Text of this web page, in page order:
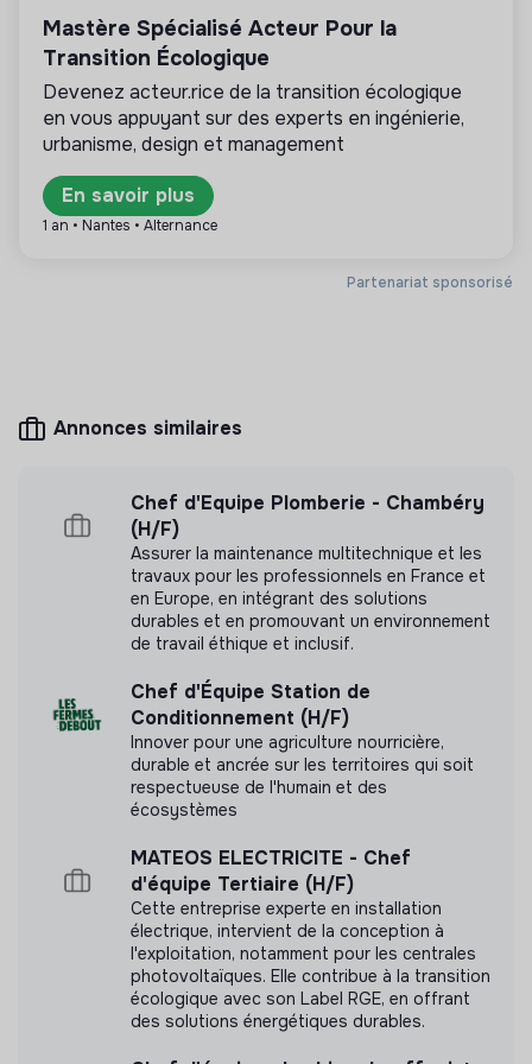
opérationnelle de la feuille de route du PHL.
Cette structure propose des offres d’emploi
pour le compte d’entreprises à impact positif. Les
cabinets de recrutement référencés sont
exclusivement tournés vers les enjeux de la
transformation écologique et solidaire.
Plus d'informations
Non renseigné
Mesure d'impact
Cabinet Partium n'a pas encore transmis de
mesure d'impact
Labels et certifications
Cette structure n'a pas souhaité nous
communiquer les labels ou certifications qu'elle a
pu obtenir.
Documents
N'a pas encore communiqué de documents de
transparence
Partenariat sponsorisé
Mastère Spécialisé Acteur Pour la
Transition Écologique
Devenez acteur.rice de la transition écologique
en vous appuyant sur des experts en ingénierie,
urbanisme, design et management
En savoir plus
1 an • Nantes • Alternance
Annonces similaires
Chef d'Equipe Plomberie - Chambéry
(H/F)
Assurer la maintenance multitechnique et les
travaux pour les professionnels en France et
en Europe, en intégrant des solutions
durables et en promouvant un environnement
de travail éthique et inclusif.
Chef d'Équipe Station de
Conditionnement (H/F)
Innover pour une agriculture nourricière,
durable et ancrée sur les territoires qui soit
respectueuse de l'humain et des
écosystèmes
MATEOS ELECTRICITE - Chef
d'équipe Tertiaire (H/F)
Cette entreprise experte en installation
électrique, intervient de la conception à
l'exploitation, notamment pour les centrales
photovoltaïques. Elle contribue à la transition
écologique avec son Label RGE, en offrant
des solutions énergétiques durables.